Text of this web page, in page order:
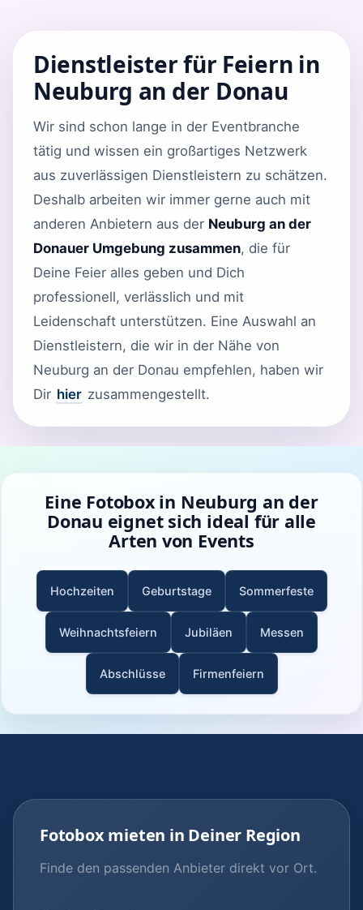
Dienstleister für Feiern in
Neuburg an der Donau
Wir sind schon lange in der Eventbranche
tätig und wissen ein großartiges Netzwerk
aus zuverlässigen Dienstleistern zu schätzen.
Deshalb arbeiten wir immer gerne auch mit
anderen Anbietern aus der Neuburg an der
Donauer Umgebung zusammen, die für
Deine Feier alles geben und Dich
professionell, verlässlich und mit
Leidenschaft unterstützen. Eine Auswahl an
Dienstleistern, die wir in der Nähe von
Neuburg an der Donau empfehlen, haben wir
Dir hier zusammengestellt.
Eine Fotobox in Neuburg an der
Donau eignet sich ideal für alle
Arten von Events
Hochzeiten Geburtstage Sommerfeste
Weihnachtsfeiern Jubiläen Messen
Abschlüsse Firmenfeiern
Fotobox mieten in Deiner Region
Finde den passenden Anbieter direkt vor Ort.